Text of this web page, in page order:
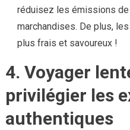
réduisez les émissions
marchandises. De plus,
plus frais et savoureux !
4. Voyager
privilégier les
authentiques